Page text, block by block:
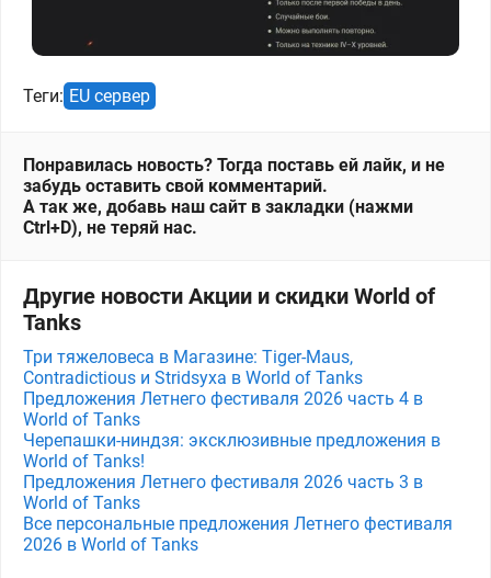
Теги: EU сервер
Понравилась новость? Тогда поставь ей лайк, и не
забудь оставить свой комментарий.
А так же, добавь наш сайт в закладки (нажми
Ctrl+D), не теряй нас.
Другие новости Акции и скидки World of
Tanks
Три тяжеловеса в Магазине: Tiger-Maus,
Contradictious и Stridsyxa в World of Tanks
Предложения Летнего фестиваля 2026 часть 4 в
World of Tanks
Черепашки-ниндзя: эксклюзивные предложения в
World of Tanks!
Предложения Летнего фестиваля 2026 часть 3 в
World of Tanks
Все персональные предложения Летнего фестиваля
2026 в World of Tanks